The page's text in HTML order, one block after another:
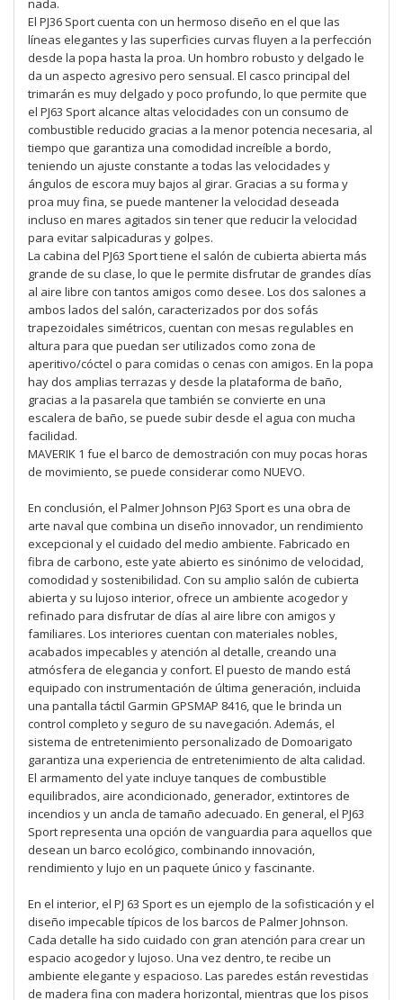
nada.
El PJ36 Sport cuenta con un hermoso diseño en el que las
líneas elegantes y las superficies curvas fluyen a la perfección
desde la popa hasta la proa. Un hombro robusto y delgado le
da un aspecto agresivo pero sensual. El casco principal del
trimarán es muy delgado y poco profundo, lo que permite que
el PJ63 Sport alcance altas velocidades con un consumo de
combustible reducido gracias a la menor potencia necesaria, al
tiempo que garantiza una comodidad increíble a bordo,
teniendo un ajuste constante a todas las velocidades y
ángulos de escora muy bajos al girar. Gracias a su forma y
proa muy fina, se puede mantener la velocidad deseada
incluso en mares agitados sin tener que reducir la velocidad
para evitar salpicaduras y golpes.
La cabina del PJ63 Sport tiene el salón de cubierta abierta más
grande de su clase, lo que le permite disfrutar de grandes días
al aire libre con tantos amigos como desee. Los dos salones a
ambos lados del salón, caracterizados por dos sofás
trapezoidales simétricos, cuentan con mesas regulables en
altura para que puedan ser utilizados como zona de
aperitivo/cóctel o para comidas o cenas con amigos. En la popa
hay dos amplias terrazas y desde la plataforma de baño,
gracias a la pasarela que también se convierte en una
escalera de baño, se puede subir desde el agua con mucha
facilidad.
MAVERIK 1 fue el barco de demostración con muy pocas horas
de movimiento, se puede considerar como NUEVO.
En conclusión, el Palmer Johnson PJ63 Sport es una obra de
arte naval que combina un diseño innovador, un rendimiento
excepcional y el cuidado del medio ambiente. Fabricado en
fibra de carbono, este yate abierto es sinónimo de velocidad,
comodidad y sostenibilidad. Con su amplio salón de cubierta
abierta y su lujoso interior, ofrece un ambiente acogedor y
refinado para disfrutar de días al aire libre con amigos y
familiares. Los interiores cuentan con materiales nobles,
acabados impecables y atención al detalle, creando una
atmósfera de elegancia y confort. El puesto de mando está
equipado con instrumentación de última generación, incluida
una pantalla táctil Garmin GPSMAP 8416, que le brinda un
control completo y seguro de su navegación. Además, el
sistema de entretenimiento personalizado de Domoarigato
garantiza una experiencia de entretenimiento de alta calidad.
El armamento del yate incluye tanques de combustible
equilibrados, aire acondicionado, generador, extintores de
incendios y un ancla de tamaño adecuado. En general, el PJ63
Sport representa una opción de vanguardia para aquellos que
desean un barco ecológico, combinando innovación,
rendimiento y lujo en un paquete único y fascinante.
En el interior, el PJ 63 Sport es un ejemplo de la sofisticación y el
diseño impecable típicos de los barcos de Palmer Johnson.
Cada detalle ha sido cuidado con gran atención para crear un
espacio acogedor y lujoso. Una vez dentro, te recibe un
ambiente elegante y espacioso. Las paredes están revestidas
de madera fina con madera horizontal, mientras que los pisos